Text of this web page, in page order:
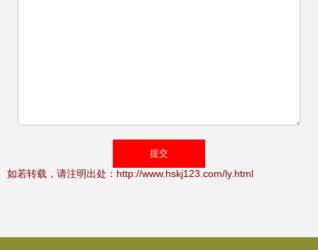
如若转载，请注明出处：http://www.hskj123.com/ly.html